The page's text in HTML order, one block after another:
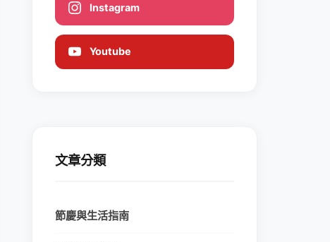
Instagram
Youtube
文章分類
節慶與生活指南